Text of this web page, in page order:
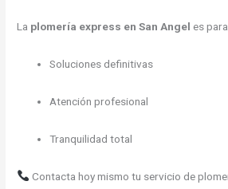
La plomería express en San Angel es
Soluciones definitivas
Atención profesional
Tranquilidad total
Contacta hoy mismo tu servicio de